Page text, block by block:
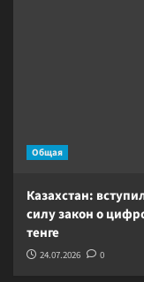
Общая
Казахстан:
силу закон о
тенге
24.07.2026 0